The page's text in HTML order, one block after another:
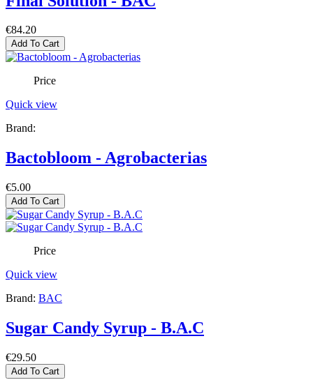
€84.20
Add To Cart
Price
Quick view
Brand:
Bactobloom - Agrobacterias
€5.00
Add To Cart
Price
Quick view
Brand: BAC
Sugar Candy Syrup - B.A.C
€29.50
Add To Cart